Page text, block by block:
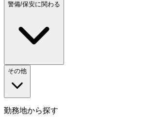
警備/保安に関わる
その他
勤務地から探す